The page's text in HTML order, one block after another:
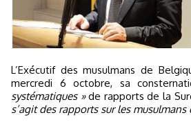
L’Exécutif des musulmans de Belgique (EMB) a fait savoir,
mercredi 6 octobre, sa
systématiques »de rapports de la
s’agit des rapports sur les